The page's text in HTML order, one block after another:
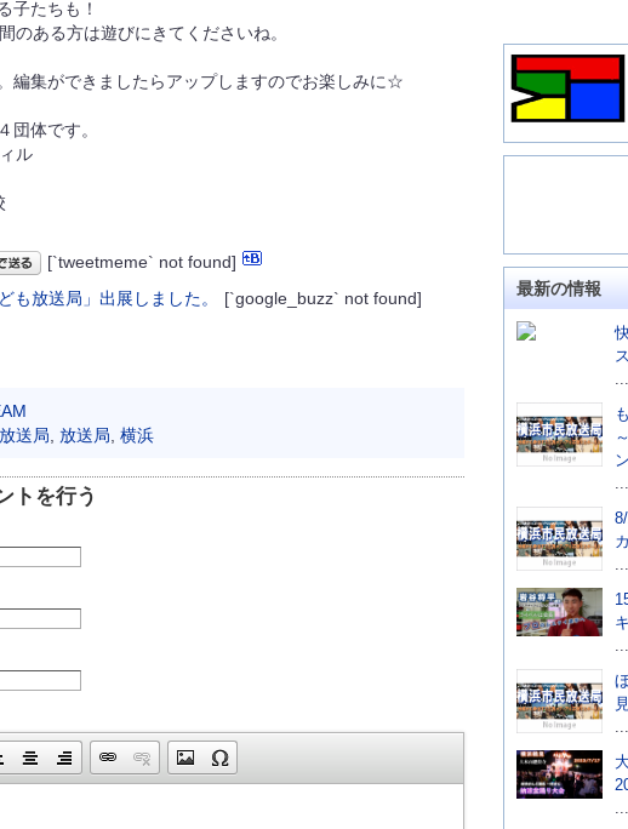
子たちも！
のある方は遊びにきてくださいね。
編集ができましたらアップしますのでお楽しみに☆
団体です。
ル
[`tweetmeme` not found]
[`google_buzz` not found]
送局 放送局 横浜
トを行う
最新の情報
...
...
...
...
...
...